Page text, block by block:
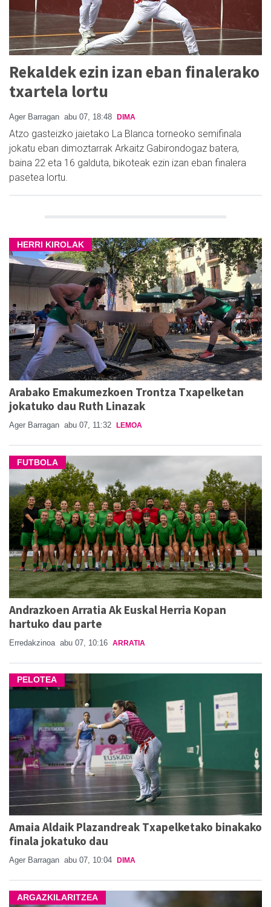
Rekaldek ezin izan eban finalerako
txartela lortu
Ager Barragan abu 07, 18:48 DIMA
Atzo gasteizko jaietako La Blanca torneoko semifinala
jokatu eban dimoztarrak Arkaitz Gabirondogaz batera,
baina 22 eta 16 galduta, bikoteak ezin izan eban finalera
pasetea lortu.
HERRI KIROLAK
Arabako Emakumezkoen Trontza Txapelketan
jokatuko dau Ruth Linazak
Ager Barragan abu 07, 11:32 LEMOA
FUTBOLA
Andrazkoen Arratia Ak Euskal Herria Kopan
hartuko dau parte
Erredakzinoa abu 07, 10:16 ARRATIA
PELOTEA
Amaia Aldaik Plazandreak Txapelketako binakako
finala jokatuko dau
Ager Barragan abu 07, 10:04 DIMA
ARGAZKILARITZEA